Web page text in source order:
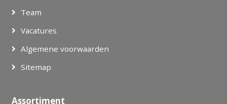
Team
Vacatures
Algemene voorwaarden
Sitemap
Assortiment